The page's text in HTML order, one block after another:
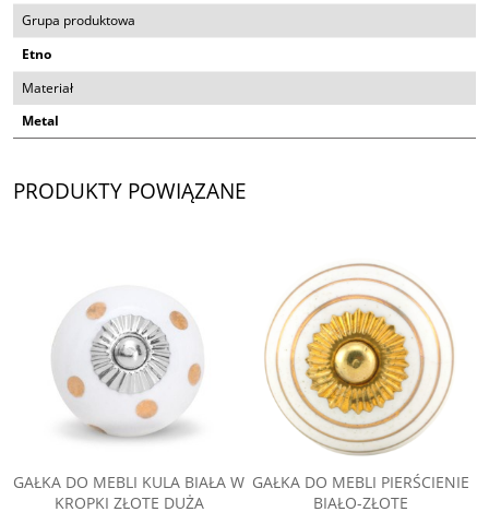
Grupa produktowa
Etno
Materiał
Metal
PRODUKTY POWIĄZANE
GAŁKA DO MEBLI KULA BIAŁA W
KROPKI ZŁOTE DUŻA
GAŁKA DO MEBLI PIERŚCIENIE
BIAŁO-ZŁOTE